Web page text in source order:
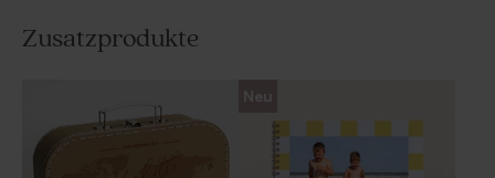
Zusatzprodukte
Neu